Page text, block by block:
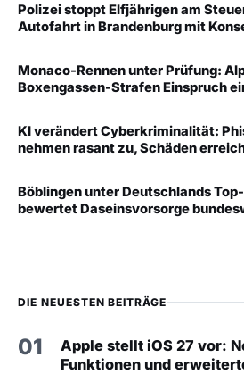
Polizei stoppt Elfjährigen am
Autofahrt in Brandenburg mit
Monaco-Rennen unter Prüfung:
Boxengassen-Strafen Einspruch
KI verändert Cyberkriminalität:
nehmen rasant zu, Schäden
Böblingen unter Deutschlands
bewertet Daseinsvorsorge
DIE NEUESTEN BEITRÄGE
01
Apple stellt iOS 27 vor:
Funktionen und